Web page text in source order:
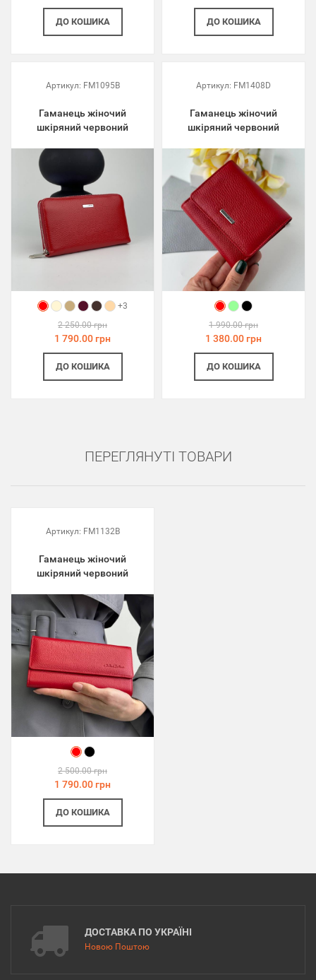
ДО КОШИКА ДО КОШИКА
Артикул: FM1095B
Гаманець жіночий
шкіряний червоний
+3
2 250.00 грн
1 790.00 грн
ДО КОШИКА
Артикул: FM1408D
Гаманець жіночий
шкіряний червоний
1 990.00 грн
1 380.00 грн
ДО КОШИКА
ПЕРЕГЛЯНУТІ ТОВАРИ
Артикул: FM1132B
Гаманець жіночий
шкіряний червоний
2 500.00 грн
1 790.00 грн
ДО КОШИКА
ДОСТАВКА ПО УКРАЇНІ
Новою Поштою